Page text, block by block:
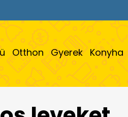
Otthon Gyerek Konyha